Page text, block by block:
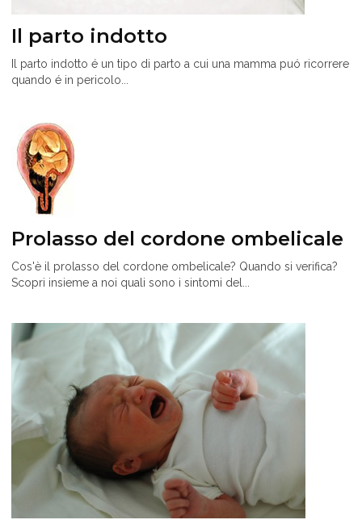
Il parto indotto
Il parto indotto é un tipo di parto a cui una mamma puó ricorrere
quando é in pericolo...
Prolasso del cordone ombelicale
Cos'è il prolasso del cordone ombelicale? Quando si verifica?
Scopri insieme a noi quali sono i sintomi del...